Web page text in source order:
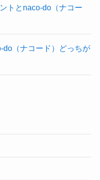
トとnaco-do（ナコー
do（ナコード）どっちが